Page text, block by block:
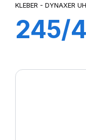
KLEBER - DYNAXER
245/